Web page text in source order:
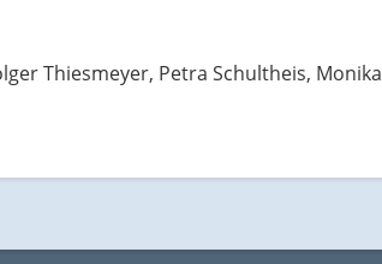
Thiesmeyer, Petra Schultheis, Monika